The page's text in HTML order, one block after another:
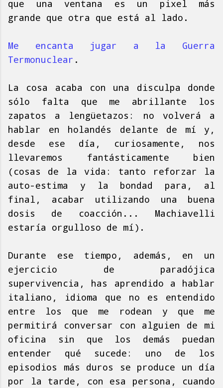
que una ventana es un pixel más
grande que otra que está al lado.
Me encanta jugar a la Guerra
Termonuclear .
La cosa acaba con una disculpa donde
sólo falta que me abrillante los
zapatos a lengüetazos: no volverá a
hablar en holandés delante de mí y,
desde ese día, curiosamente, nos
llevaremos fantásticamente bien
(cosas de la vida: tanto reforzar la
auto-estima y la bondad para, al
final, acabar utilizando una buena
dosis de coacción... Machiavelli
estaría orgulloso de mí).
Durante ese tiempo, además, en un
ejercicio de paradójica
supervivencia, has aprendido a hablar
italiano, idioma que no es entendido
entre los que me rodean y que me
permitirá conversar con alguien de mi
oficina sin que los demás puedan
entender qué sucede: uno de los
episodios más duros se produce un día
por la tarde, con esa persona, cuando